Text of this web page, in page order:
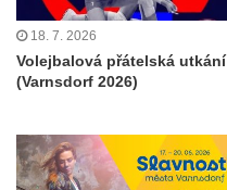
18. 7. 2026
Volejbalová přátelská utkání
(Varnsdorf 2026)